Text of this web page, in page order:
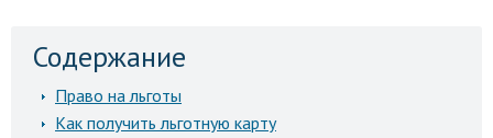
Содержание
Право на льготы
Как получить льготную карту